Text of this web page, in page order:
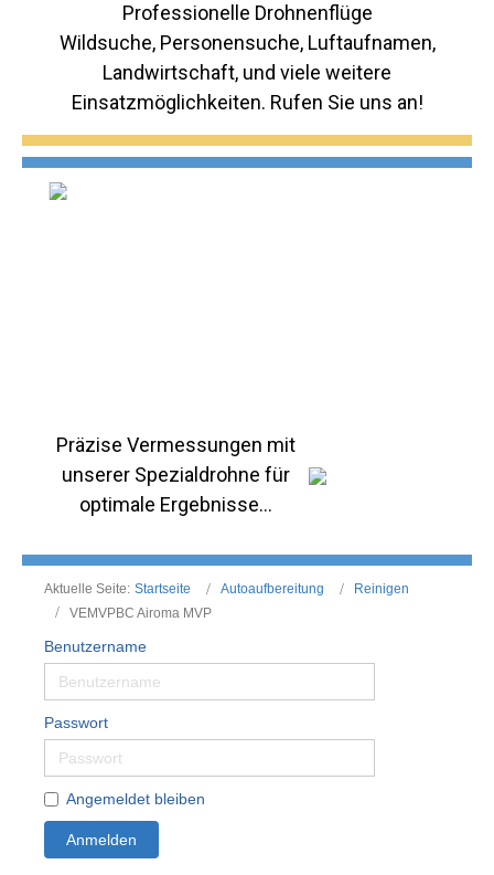
Professionelle Drohnenflüge
Wildsuche, Personensuche, Luftaufnamen,
Landwirtschaft, und viele weitere
Einsatzmöglichkeiten. Rufen Sie uns an!
Präzise Vermessungen mit
unserer Spezialdrohne für
optimale Ergebnisse...
Aktuelle Seite: Startseite Autoaufbereitung
Reinigen
VEMVPBC Airoma MVP
Benutzername
Passwort
Angemeldet bleiben
Anmelden